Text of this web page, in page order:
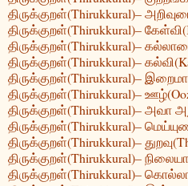
திருக்குறள்(Thirukkural)–
திருக்குறள்(Thirukkural)–
திருக்குறள்(Thirukkural)–
திருக்குறள்(Thirukkural)–
திருக்குறள்(Thirukkural)–
திருக்குறள்(Thirukkural)–
திருக்குறள்(Thirukkural)– அவா
திருக்குறள்(Thirukkural)–
திருக்குறள்(Thirukkural)–
திருக்குறள்(Thirukkural)–
திருக்குறள்(Thirukkural)–